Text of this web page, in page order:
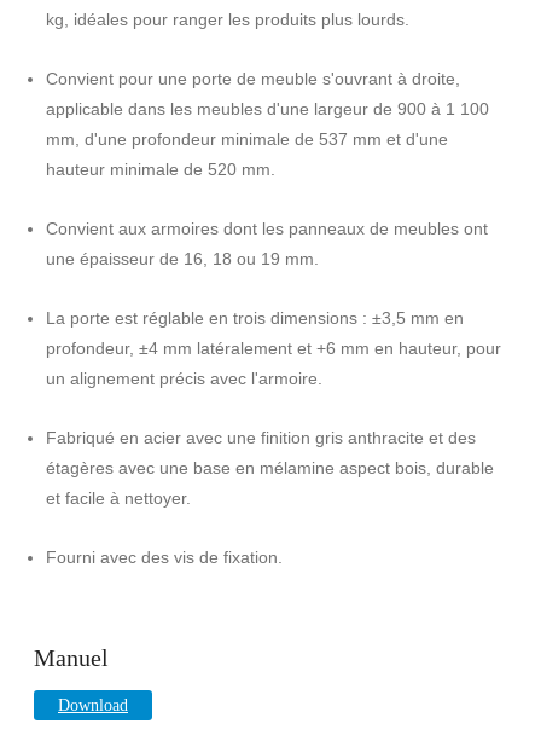
kg, idéales pour ranger les produits plus lourds.
Convient pour une porte de meuble s'ouvrant à droite,
applicable dans les meubles d'une largeur de 900 à 1 100
mm, d'une profondeur minimale de 537 mm et d'une
hauteur minimale de 520 mm.
Convient aux armoires dont les panneaux de meubles ont
une épaisseur de 16, 18 ou 19 mm.
La porte est réglable en trois dimensions : ±3,5 mm en
profondeur, ±4 mm latéralement et +6 mm en hauteur, pour
un alignement précis avec l'armoire.
Fabriqué en acier avec une finition gris anthracite et des
étagères avec une base en mélamine aspect bois, durable
et facile à nettoyer.
Fourni avec des vis de fixation.
Manuel
Download